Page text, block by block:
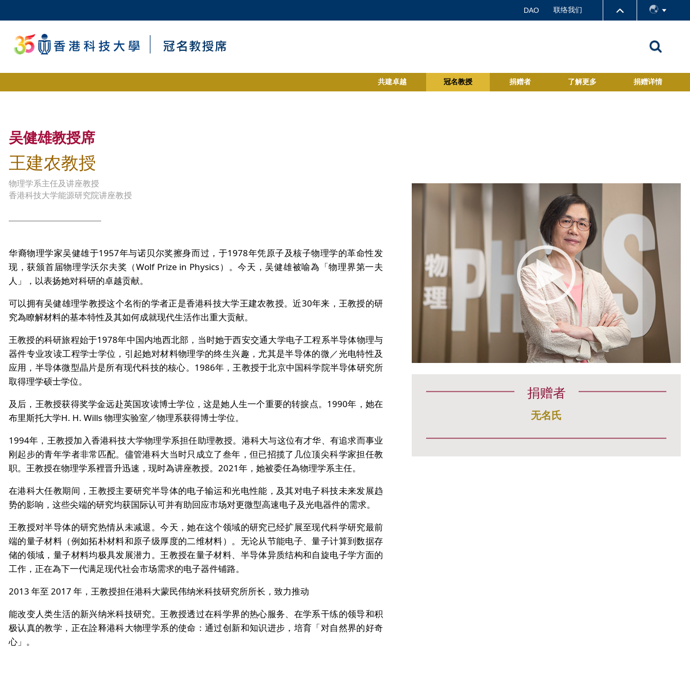
DAO 联络我们
共建卓越 冠名教授 捐赠者 了解更多 捐赠详情
吴健雄教授席
王建农教授
物理学系主任及讲座教授
香港科技大学能源研究院讲座教授
华裔物理学家吴健雄于1957年与诺贝尔奖擦身而过，于1978年凭原子及核子物理学的革命性发
现，获颁首届物理学沃尔夫奖（Wolf Prize in Physics）。今天，吴健雄被喻為「物理界第一夫
人」，以表扬她对科研的卓越贡献。
可以拥有吴健雄理学教授这个名衔的学者正是香港科技大学王建农教授。近30年来，王教授的研
究為瞭解材料的基本特性及其如何成就现代生活作出重大贡献。
王教授的科研旅程始于1978年中国内地西北部，当时她于西安交通大学电子工程系半导体物理与
器件专业攻读工程学士学位，引起她对材料物理学的终生兴趣，尤其是半导体的微／光电特性及
应用，半导体微型晶片是所有现代科技的核心。1986年，王教授于北京中国科学院半导体研究所
取得理学硕士学位。
及后，王教授获得奖学金远赴英国攻读博士学位，这是她人生一个重要的转捩点。1990年，她在
布里斯托大学H. H. Wills 物理实验室／物理系获得博士学位。
1994年，王教授加入香港科技大学物理学系担任助理教授。港科大与这位有才华、有追求而事业
刚起步的青年学者非常匹配。儘管港科大当时只成立了叁年，但已招揽了几位顶尖科学家担任教
职。王教授在物理学系裡晋升迅速，现时為讲座教授。2021年，她被委任為物理学系主任。
在港科大任教期间，王教授主要研究半导体的电子输运和光电性能，及其对电子科技未来发展趋
势的影响，这些尖端的研究均获国际认可并有助回应市场对更微型高速电子及光电器件的需求。
王教授对半导体的研究热情从未减退。今天，她在这个领域的研究已经扩展至现代科学研究最前
端的量子材料（例如拓朴材料和原子级厚度的二维材料）。无论从节能电子、量子计算到数据存
储的领域，量子材料均极具发展潜力。王教授在量子材料、半导体异质结构和自旋电子学方面的
工作，正在為下一代满足现代社会市场需求的电子器件铺路。
2013 年至 2017 年，王教授担任港科大蒙民伟纳米科技研究所所长，致力推动
能改变人类生活的新兴纳米科技研究。王教授透过在科学界的热心服务、在学系干练的领导和积
极认真的教学，正在詮释港科大物理学系的使命：通过创新和知识进步，培育「对自然界的好奇
心」。
捐赠者
无名氏